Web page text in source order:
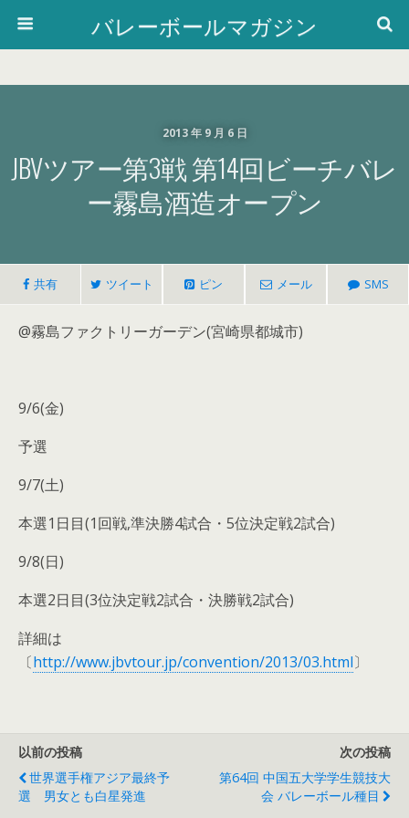
バレーボールマガジン
2013 年 9 月 6 日
JBVツアー第3戦 第14回ビーチバレ
ー霧島酒造オープン
共有 ツイート ピン メール SMS
@霧島ファクトリーガーデン(宮崎県都城市)
9/6(金)
予選
9/7(土)
本選1日目(1回戦,準決勝4試合・5位決定戦2試合)
9/8(日)
本選2日目(3位決定戦2試合・決勝戦2試合)
詳細は
〔http://www.jbvtour.jp/convention/2013/03.html〕
以前の投稿
世界選手権アジア最終予
選 男女とも白星発進
次の投稿
第64回 中国五大学学生競技大
会 バレーボール種目